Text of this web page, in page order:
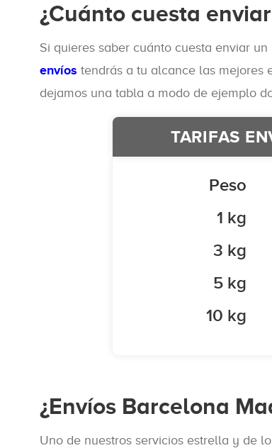
¿Cuánto cuesta
Si quieres saber cuánto cuesta enviar
envíos tendrás a tu alcance las mejores
dejamos una tabla a modo de ejemplo
TARIFAS
Peso
1 kg
3 kg
5 kg
10 kg
¿Envíos Barcelona
Uno de nuestros servicios estrella y de